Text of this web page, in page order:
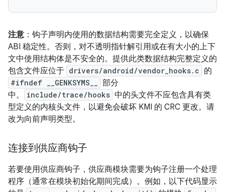
注意：钩子声明内使用的数据结构需要完全定义，以确保
ABI 稳定性。否则，对不透明指针解引用或在有大小的上下
文中使用结构体是不安全的。提供此类数据结构完整定义的
包含文件应位于 drivers/android/vendor_hooks.c 的
#ifndef __GENKSYMS__
部分
中。
include/trace/hooks 中的头文件不应包含具有类
型定义的内核头文件，以避免会破坏 KMI 的 CRC 更改。请
改为向前声明类型。
连接到供应商钩子
若要使用供应商钩子，供应商模块需要为钩子注册一个处理
程序（通常在模块初始化期间完成）。例如，以下代码显示